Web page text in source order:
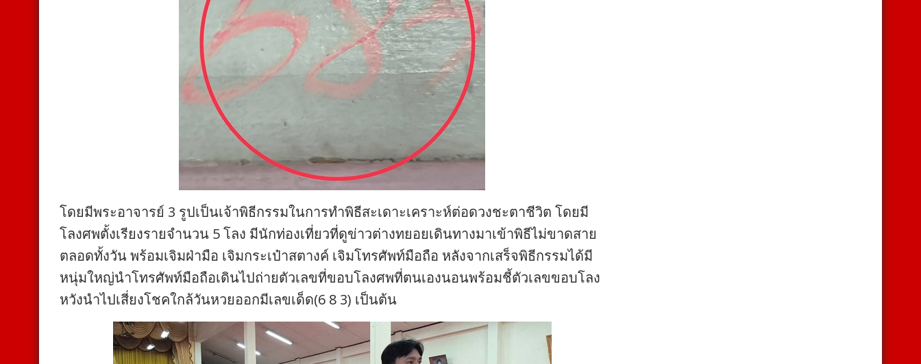
โดยมีพระอาจารย์ 3 รูปเป็นเจ้าพิธีกรรมในการทำพิธีสะเดาะเคราะห์ต่อดวงชะตาชีวิต โดยมี
โลงศพตั้งเรียงรายจำนวน 5 โลง มีนักท่องเที่ยวที่ดูข่าวต่างทยอยเดินทางมาเข้าพิธีไม่ขาดสาย
ตลอดทั้งวัน พร้อมเจิมฝ่ามือ เจิมกระเป๋าสตางค์ เจิมโทรศัพท์มือถือ หลังจากเสร็จพิธีกรรมได้มี
หนุ่มใหญ่นำโทรศัพท์มือถือเดินไปถ่ายตัวเลขที่ขอบโลงศพที่ตนเองนอนพร้อมชี้ตัวเลขขอบโลง
หวังนำไปเสี่ยงโชคใกล้วันหวยออกมีเลขเด็ด(6 8 3) เป็นต้น